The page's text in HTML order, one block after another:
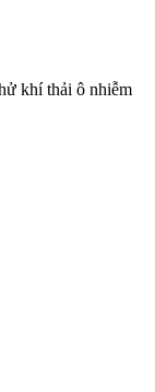
khí thải ô nhiễm